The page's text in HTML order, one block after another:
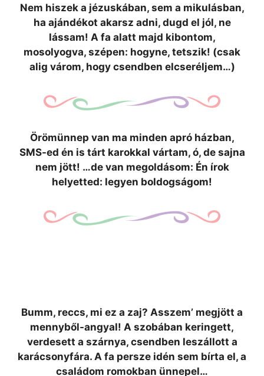
Nem hiszek a jézuskában, sem a mikulásban,
ha ajándékot akarsz adni, dugd el jól, ne
lássam! A fa alatt majd kibontom,
mosolyogva, szépen: hogyne, tetszik! (csak
alig várom, hogy csendben elcseréljem…)
Örömünnep van ma minden apró házban,
SMS-ed én is tárt karokkal vártam, ó, de sajna
nem jött! …de van megoldásom: Én írok
helyetted: legyen boldogságom!
Bumm, reccs, mi ez a zaj? Asszem’ megjött a
mennyből-angyal! A szobában keringett,
verdesett a szárnya, csendben leszállott a
karácsonyfára. A fa persze idén sem bírta el, a
családom romokban ünnepel…